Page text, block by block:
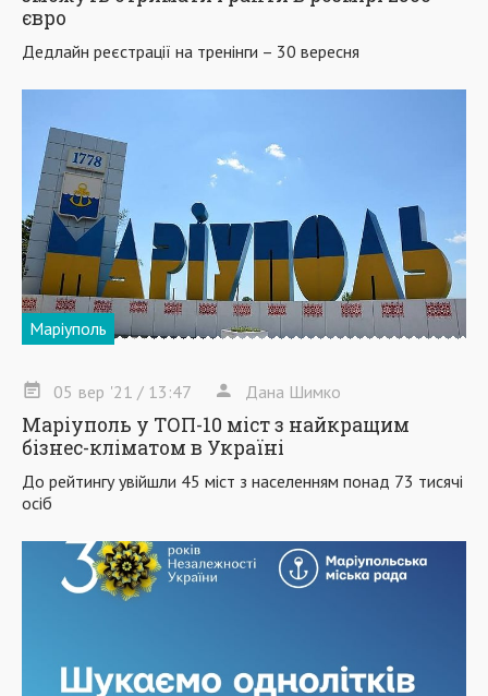
євро
Дедлайн реєстрації на тренінги – 30 вересня
Маріуполь
05 вер '21 / 13:47 Дана Шимко
Маріуполь у ТОП-10 міст з найкращим
бізнес-кліматом в Україні
До рейтингу увійшли 45 міст з населенням понад 73 тисячі
осіб